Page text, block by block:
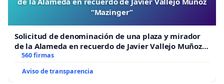
“Mazinger”
Solicitud de denominación de una plaza y mirador
de la Alameda en recuerdo de Javier Vallejo Muñoz
“Mazinger”
560 firmas
Aviso de transparencia